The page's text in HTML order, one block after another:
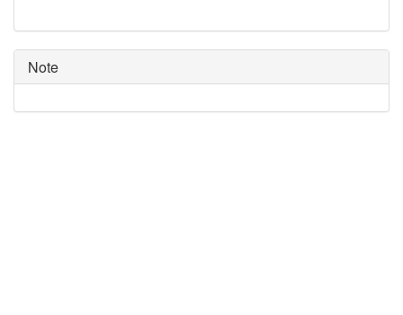
Note